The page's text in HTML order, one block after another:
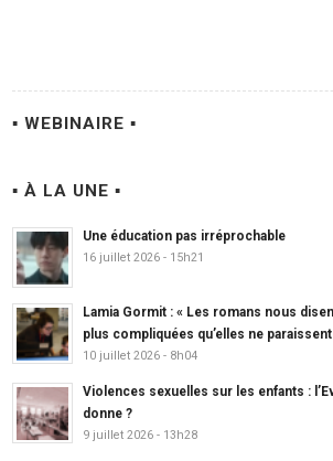
▪ WEBINAIRE ▪
▪ À LA UNE ▪
Une éducation pas irréprochable
16 juillet 2026 - 15h21
Lamia Gormit : « Les romans nous
plus compliquées qu’elles ne paraissent
10 juillet 2026 - 8h04
Violences sexuelles sur les enfants :
donne ?
9 juillet 2026 - 13h28